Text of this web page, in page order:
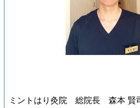
ミントはり灸院 総院長 森本 賢